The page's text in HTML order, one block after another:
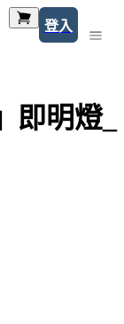
登入
即明燈_